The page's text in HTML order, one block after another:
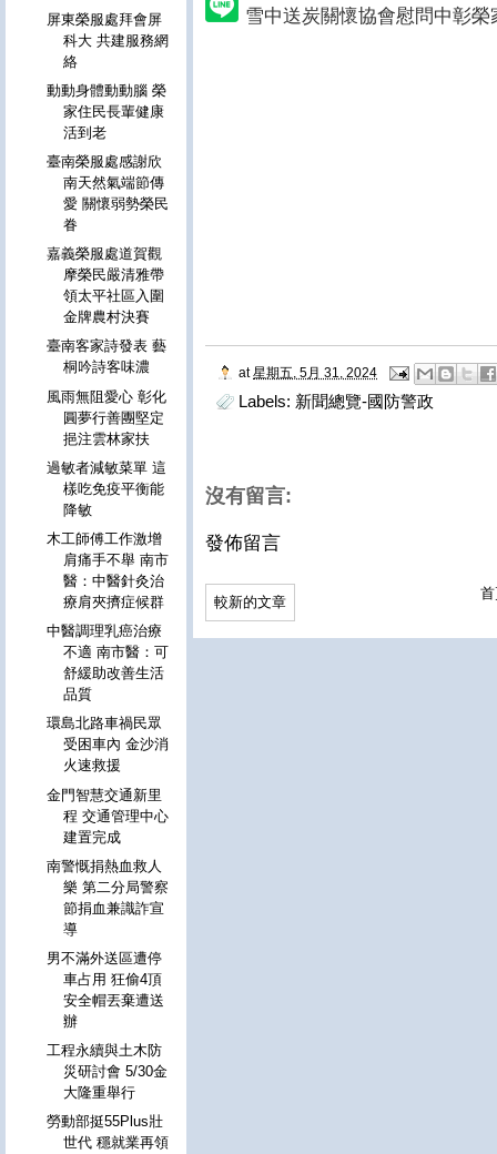
雪中送炭關懷協會慰問中彰
at 星期五, 5月 31, 2024
Labels: 新聞總覽-國防警政
沒有留言:
發佈留言
較新的文章
屏東榮服處拜會屏
科大 共建服務網
絡
動動身體動動腦 榮
家住民長輩健康
活到老
臺南榮服處感謝欣
南天然氣端節傳
愛 關懷弱勢榮民
眷
嘉義榮服處道賀觀
摩榮民嚴清雅帶
領太平社區入圍
金牌農村決賽
臺南客家詩發表 藝
桐吟詩客味濃
風雨無阻愛心 彰化
圓夢行善團堅定
挹注雲林家扶
過敏者減敏菜單 這
樣吃免疫平衡能
降敏
木工師傅工作激增
肩痛手不舉 南市
醫：中醫針灸治
療肩夾擠症候群
中醫調理乳癌治療
不適 南市醫：可
舒緩助改善生活
品質
環島北路車禍民眾
受困車內 金沙消
火速救援
金門智慧交通新里
程 交通管理中心
建置完成
南警慨捐熱血救人
樂 第二分局警察
節捐血兼識詐宣
導
男不滿外送區遭停
車占用 狂偷4頂
安全帽丟棄遭送
辦
工程永續與土木防
災研討會 5/30金
大隆重舉行
勞動部挺55Plus壯
世代 穩就業再領